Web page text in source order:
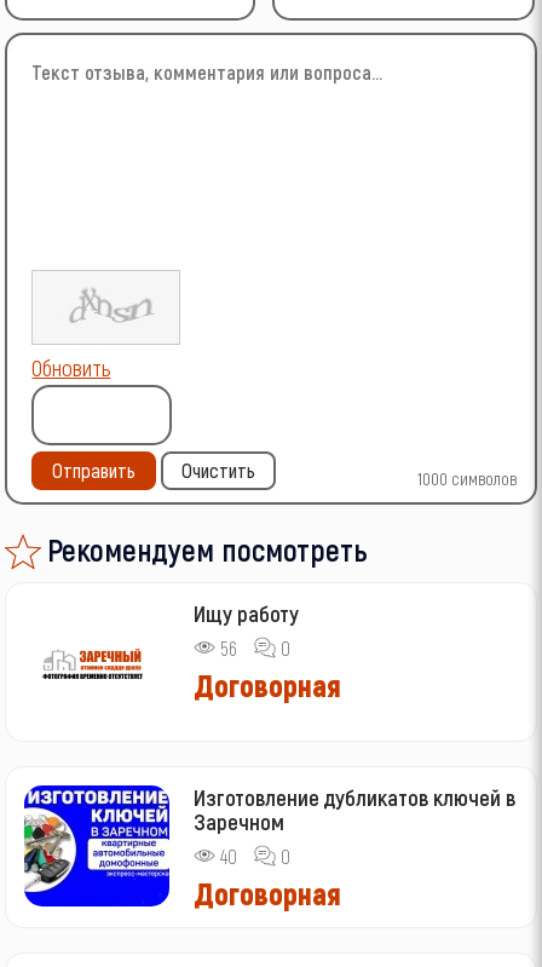
1000 символов
Обновить
Отправить Очистить
Рекомендуем посмотреть
Ищу работу
56 0
Договорная
Изготовление дубликатов ключей в
Заречном
40 0
Договорная